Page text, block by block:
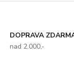
DOPRAVA
nad 2.000,-